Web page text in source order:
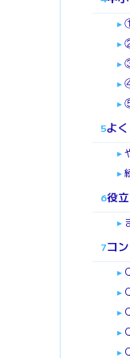
►
►
►
►
►
5よ
►
►
6役
►
7コ
►
►
►
►
►